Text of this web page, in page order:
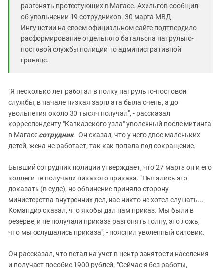
разгонять протестующих в Магасе. Ахильгов сообщил
об увольнении 19 сотрудников. 30 марта МВД
Ингушетии на своем официальном сайте подтвердило
расформирование отдельного батальона патрульно-
постовой службы полиции по административной
границе.
"Я несколько лет работал в полку патрульно-постовой
службы, в начале низкая зарплата была очень, а до
увольнения около 30 тысяч получал", - рассказал
корреспонденту "Кавказского узла" уволенный после митинга
в Магасе сотрудник. Он сказал, что у него двое маленьких
детей, жена не работает, так как попала под сокращение.
Бывший сотрудник полиции утверждает, что 27 марта он и его
коллеги не получали никакого приказа. "Пытались это
доказать (в суде), но обвинение приняло сторону
министерства внутренних дел, нас никто не хотел слушать...
Командир сказал, что якобы дал нам приказ. Мы были в
резерве, и не получали приказа разгонять толпу, это ложь,
что мы ослушались приказа", - пояснил уволенный силовик.
Он рассказал, что встал на учет в центр занятости населения
и получает пособие 1900 рублей. "Сейчас я без работы,